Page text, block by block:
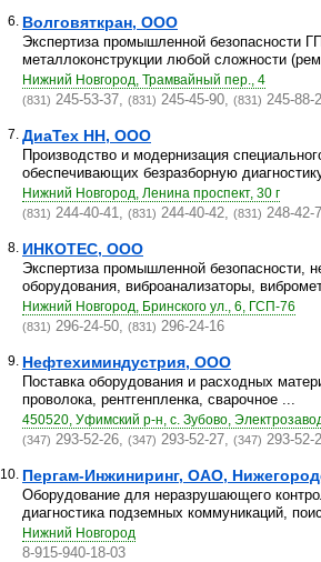
6. Волговяткран, ООО
Экспертиза промышленной безопасности
металлоконструкции любой сложности
Нижний Новгород, Трамвайный пер., 4
(831) 245-53-37, (831) 245-45-90, (831) 245-88-
7. ДиаТех НН, ООО
Производство и модернизация
обеспечивающих безразборную
Нижний Новгород, Ленина проспект, 30 г
(831) 244-40-41, (831) 244-40-42, (831) 248-42-
8. ИНКОТЕС, ООО
Экспертиза промышленной безопасности,
оборудования, виброанализаторы,
Нижний Новгород, Бринского ул., 6, ГСП-76
(831) 296-24-50, (831) 296-24-16
9. Нефтехиминдустрия, ООО
Поставка оборудования и расходных
проволока, рентгенпленка, сварочное ...
450520, Уфимский р-н, с. Зубово,
(347) 293-52-26, (347) 293-52-27, (347) 293-52-
10. Пергам-Инжиниринг, ОАО,
Оборудование для неразрушающего
диагностика подземных коммуникаций,
Нижний Новгород
8-915-940-18-03